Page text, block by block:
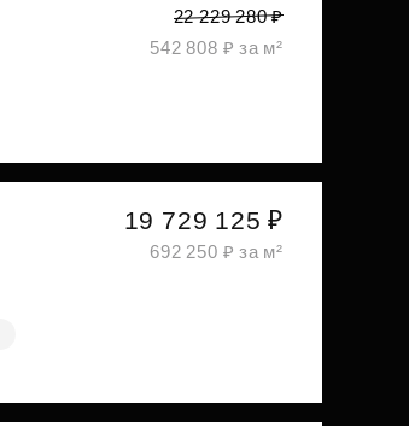
22 229 280 ₽
542 808 ₽ за м²
19 729 125 ₽
692 250 ₽ за м²